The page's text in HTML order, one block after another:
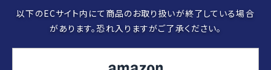
以下のECサイト内にて商品のお取り扱いが終了している場合
があります。恐れ入りますがご了承ください。